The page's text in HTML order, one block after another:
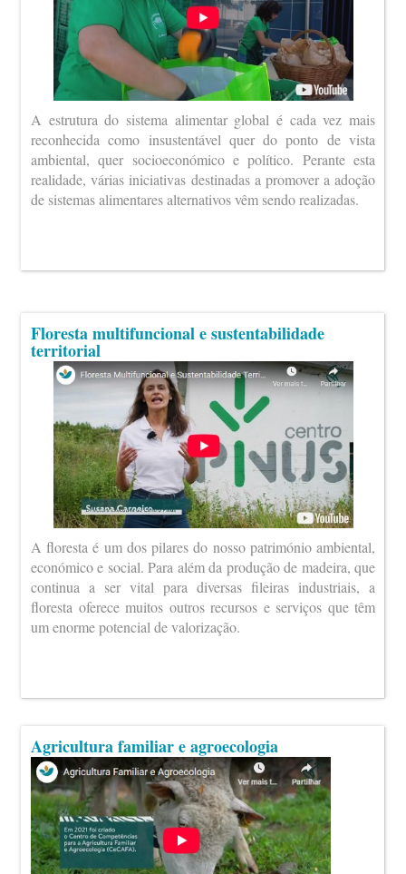
A estrutura do sistema alimentar global é cada vez mais
reconhecida como insustentável quer do ponto de vista
ambiental, quer socioeconómico e político. Perante esta
realidade, várias iniciativas destinadas a promover a adoção
de sistemas alimentares alternativos vêm sendo realizadas.
Floresta multifuncional e sustentabilidade
territorial
A floresta é um dos pilares do nosso património ambiental,
económico e social. Para além da produção de madeira, que
continua a ser vital para diversas fileiras industriais, a
floresta oferece muitos outros recursos e serviços que têm
um enorme potencial de valorização.
Agricultura familiar e agroecologia